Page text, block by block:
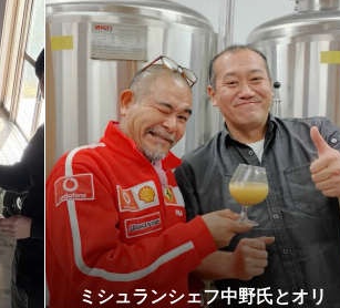
ミシュランシェフ中野氏とオリ